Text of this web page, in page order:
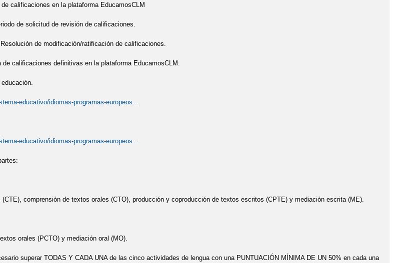
calificaciones en la plataforma EducamosCLM
de solicitud de revisión de calificaciones.
de modificación/ratificación de calificaciones.
de calificaciones definitivas en la plataforma EducamosCLM.
educativo/idiomas-programas-europeos...
educativo/idiomas-programas-europeos...
comprensión de textos orales (CTO), producción y coproducción de textos escritos (CPTE) y mediación escrita (ME).
orales (PCTO) y mediación oral (MO).
superar TODAS Y CADA UNA de las cinco actividades de lengua con una PUNTUACIÓN MÍNIMA DE UN 50% en cada una